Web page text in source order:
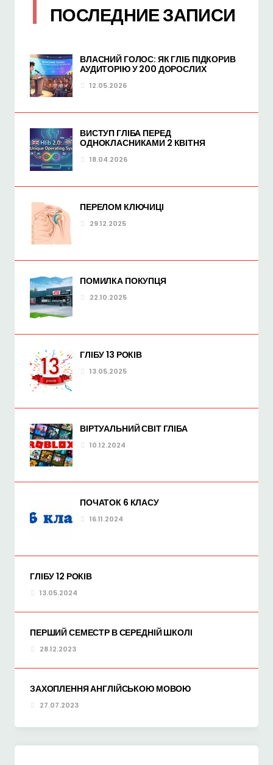
ПОСЛЕДНИЕ ЗАПИСИ
ВЛАСНИЙ ГОЛОС: ЯК ГЛІБ ПІДКОРИВ
АУДИТОРІЮ У 200 ДОРОСЛИХ
12.05.2026
ВИСТУП ГЛІБА ПЕРЕД
ОДНОКЛАСНИКАМИ 2 КВІТНЯ
18.04.2026
ПЕРЕЛОМ КЛЮЧИЦІ
29.12.2025
ПОМИЛКА ПОКУПЦЯ
22.10.2025
ГЛІБУ 13 РОКІВ
13.05.2025
ВІРТУАЛЬНИЙ СВІТ ГЛІБА
10.12.2024
ПОЧАТОК 6 КЛАСУ
16.11.2024
ГЛІБУ 12 РОКІВ
13.05.2024
ПЕРШИЙ СЕМЕСТР В СЕРЕДНІЙ ШКОЛІ
28.12.2023
ЗАХОПЛЕННЯ АНГЛІЙСЬКОЮ МОВОЮ
27.07.2023